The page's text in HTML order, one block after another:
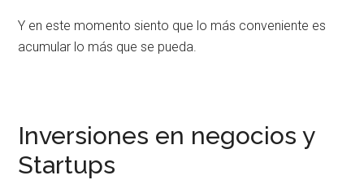
Y en este momento siento que lo más conveniente es
acumular lo más que se pueda.
Inversiones en negocios y
Startups